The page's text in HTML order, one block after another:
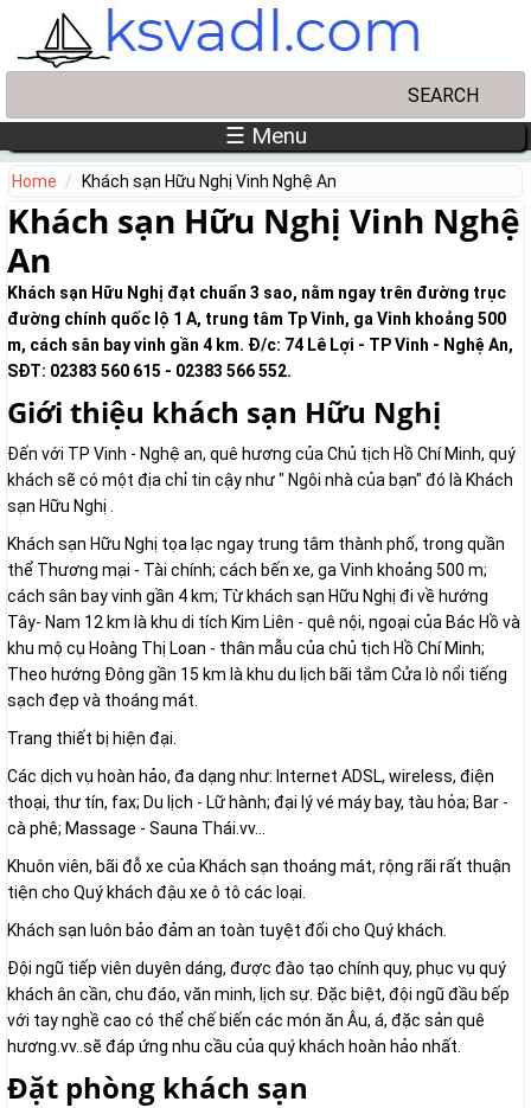
Skip to main content
☰ Menu
Home Khách sạn Hữu Nghị Vinh Nghệ An
Khách sạn Hữu Nghị Vinh Nghệ
An
Khách sạn Hữu Nghị đạt chuẩn 3 sao, nằm ngay trên đường trục
đường chính quốc lộ 1 A, trung tâm Tp Vinh, ga Vinh khoảng 500
m, cách sân bay vinh gần 4 km. Đ/c: 74 Lê Lợi - TP Vinh - Nghệ An,
SĐT: 02383 560 615 - 02383 566 552.
Giới thiệu khách sạn Hữu Nghị
Đến với TP Vinh - Nghệ an, quê hương của Chủ tịch Hồ Chí Minh, quý
khách sẽ có một địa chỉ tin cậy như " Ngôi nhà của bạn" đó là Khách
sạn Hữu Nghị .
Khách sạn Hữu Nghị tọa lạc ngay trung tâm thành phố, trong quần
thể Thương mại - Tài chính; cách bến xe, ga Vinh khoảng 500 m;
cách sân bay vinh gần 4 km; Từ khách sạn Hữu Nghị đi về hướng
Tây- Nam 12 km là khu di tích Kim Liên - quê nội, ngoại của Bác Hồ và
khu mộ cụ Hoàng Thị Loan - thân mẫu của chủ tịch Hồ Chí Minh;
Theo hướng Đông gần 15 km là khu du lịch bãi tắm Cửa lò nổi tiếng
sạch đẹp và thoáng mát.
Trang thiết bị hiện đại.
Các dịch vụ hoàn hảo, đa dạng như: Internet ADSL, wireless, điện
thoại, thư tín, fax; Du lịch - Lữ hành; đại lý vé máy bay, tàu hỏa; Bar -
cà phê; Massage - Sauna Thái.vv...
Khuôn viên, bãi đỗ xe của Khách sạn thoáng mát, rộng rãi rất thuận
tiện cho Quý khách đậu xe ô tô các loại.
Khách sạn luôn bảo đảm an toàn tuyệt đối cho Quý khách.
Đội ngũ tiếp viên duyên dáng, được đào tạo chính quy, phục vụ quý
khách ân cần, chu đáo, văn minh, lịch sự. Đặc biệt, đội ngũ đầu bếp
với tay nghề cao có thể chế biến các món ăn Âu, á, đặc sản quê
hương.vv..sẽ đáp ứng nhu cầu của quý khách hoàn hảo nhất.
Đặt phòng khách sạn